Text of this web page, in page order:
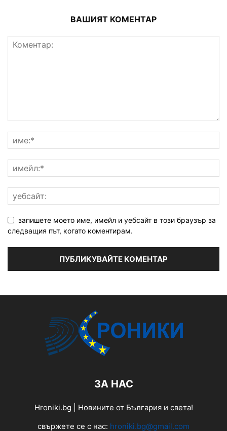
ВАШИЯТ КОМЕНТАР
запишете моето име, имейл и уебсайт в този браузър за
следващия път, когато коментирам.
ЗА НАС
Hroniki.bg | Новините от България и света!
свържете се с нас: hroniki.bg@gmail.com